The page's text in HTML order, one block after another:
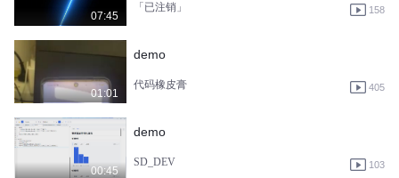
07:45
「已注销」 158
01:01
demo
代码橡皮膏 405
00:45
demo
SD_DEV 103